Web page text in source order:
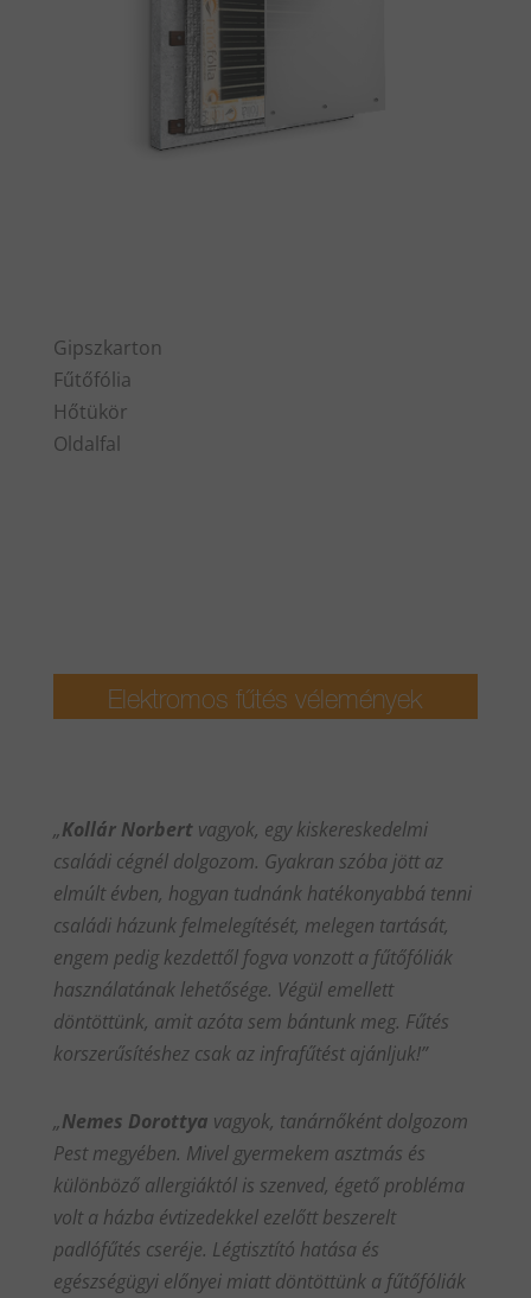
Gipszkarton
Fűtőfólia
Hőtükör
Oldalfal
Elektromos fűtés vélemények
„Kollár Norbertvagyok, egy kiskereskedelmi
családi cégnél dolgozom. Gyakran szóba jött az
elmúlt évben, hogyan tudnánk hatékonyabbá tenni
családi házunk felmelegítését, melegen tartását,
engem pedig kezdettől fogva vonzott a fűtőfóliák
használatának lehetősége. Végül emellett
döntöttünk, amit azóta sem bántunk meg. Fűtés
korszerűsítéshez csak az infrafűtést ajánljuk!”
„Nemes Dorottya vagyok, tanárnőként dolgozom
Pest megyében. Mivel gyermekem asztmás és
különböző allergiáktól is szenved, égető probléma
volt a házba évtizedekkel ezelőtt beszerelt
padlófűtés cseréje. Légtisztító hatása és
egészségügyi előnyei miatt döntöttünk a fűtőfóliák